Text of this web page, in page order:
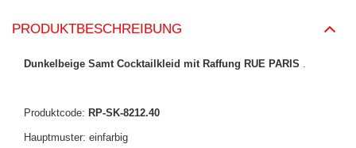
PRODUKTBESCHREIBUNG
Dunkelbeige Samt Cocktailkleid mit Raffung RUE PARIS
Produktcode: RP-SK-8212.40
Hauptmuster: einfarbig